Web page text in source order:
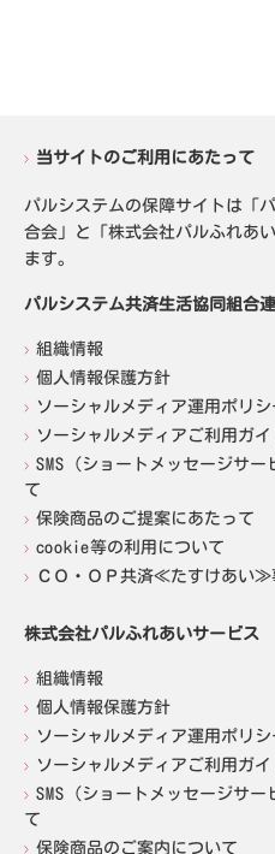
当サイトのご利用にあたって
パルシステムの保障サイトは「
合会」と「株式会社パルふれあ
ます。
パルシステム共済生活協同組合
組織情報
個人情報保護方針
ソーシャルメディア運用ポリシ
ソーシャルメディアご利用ガイ
SMS（ショートメッセージサ
て
保険商品のご提案にあたって
cookie等の利用について
ＣＯ・ＯＰ共済≪たすけあい≫
株式会社パルふれあいサービス
組織情報
個人情報保護方針
ソーシャルメディア運用ポリシ
ソーシャルメディアご利用ガイ
SMS（ショートメッセージサ
て
保険商品のご案内について